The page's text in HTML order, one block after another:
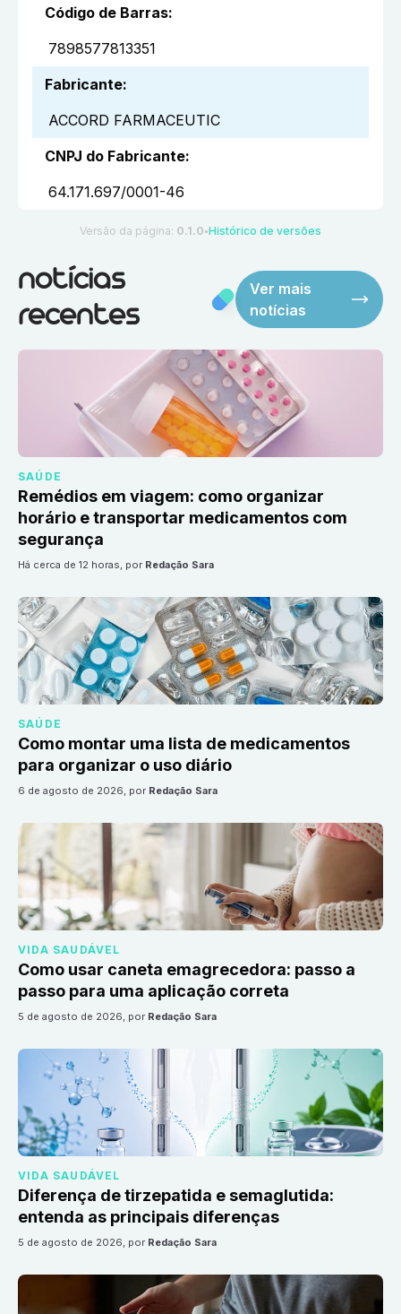
Código de Barras:
7898577813351
Fabricante:
ACCORD FARMACEUTIC
CNPJ do Fabricante:
64.171.697/0001-46
Versão da página: 0.1.0 ●Histórico de versões
notícias
recentes
Ver mais
notícias
SAÚDE
Remédios em viagem: como organizar
horário e transportar medicamentos com
segurança
há cerca de 12 horas, por Redação Sara
SAÚDE
Como montar uma lista de medicamentos
para organizar o uso diário
6 de agosto de 2026, por Redação Sara
VIDA SAUDÁVEL
Como usar caneta emagrecedora: passo a
passo para uma aplicação correta
5 de agosto de 2026, por Redação Sara
VIDA SAUDÁVEL
Diferença de tirzepatida e semaglutida:
entenda as principais diferenças
5 de agosto de 2026, por Redação Sara